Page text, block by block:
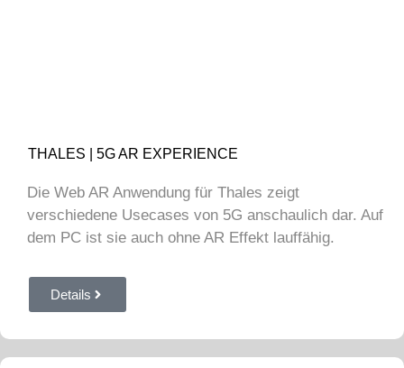
THALES | 5G AR EXPERIENCE
Die Web AR Anwendung für Thales zeigt
verschiedene Usecases von 5G anschaulich dar. Auf
dem PC ist sie auch ohne AR Effekt lauffähig.
Details